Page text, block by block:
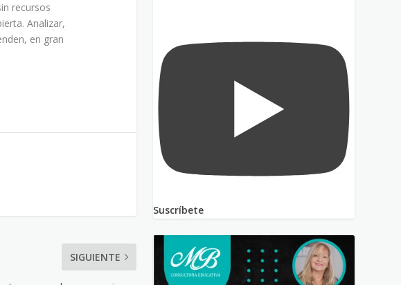
recursos
Analizar,
en gran
SIGUIENTE
Suscríbete